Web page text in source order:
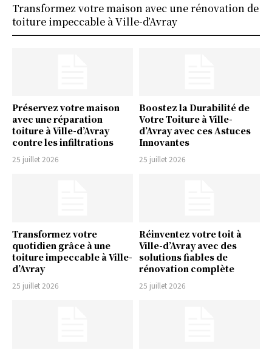
Préservez votre maison
avec une réparation
toiture à Ville-d’Avray
contre les infiltrations
25 juillet 2026
Boostez la Durabilité de
Votre Toiture à Ville-
d’Avray avec ces Astuces
Innovantes
25 juillet 2026
Transformez votre
quotidien grâce à une
toiture impeccable à Ville-
d’Avray
25 juillet 2026
Réinventez votre toit à
Ville-d’Avray avec des
solutions fiables de
rénovation complète
25 juillet 2026
Transformez votre maison avec une rénovation de
toiture impeccable à Ville-d’Avray